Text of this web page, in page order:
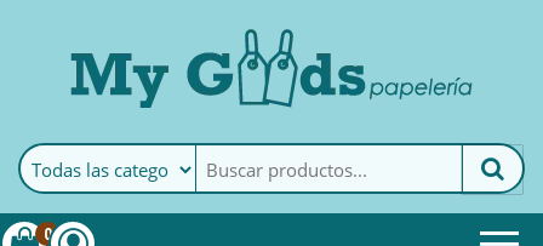
MyGoods · PapeleríaMy Goods es tu papelería
online de confianza. Podrás
encontrar todo lo necesario
0